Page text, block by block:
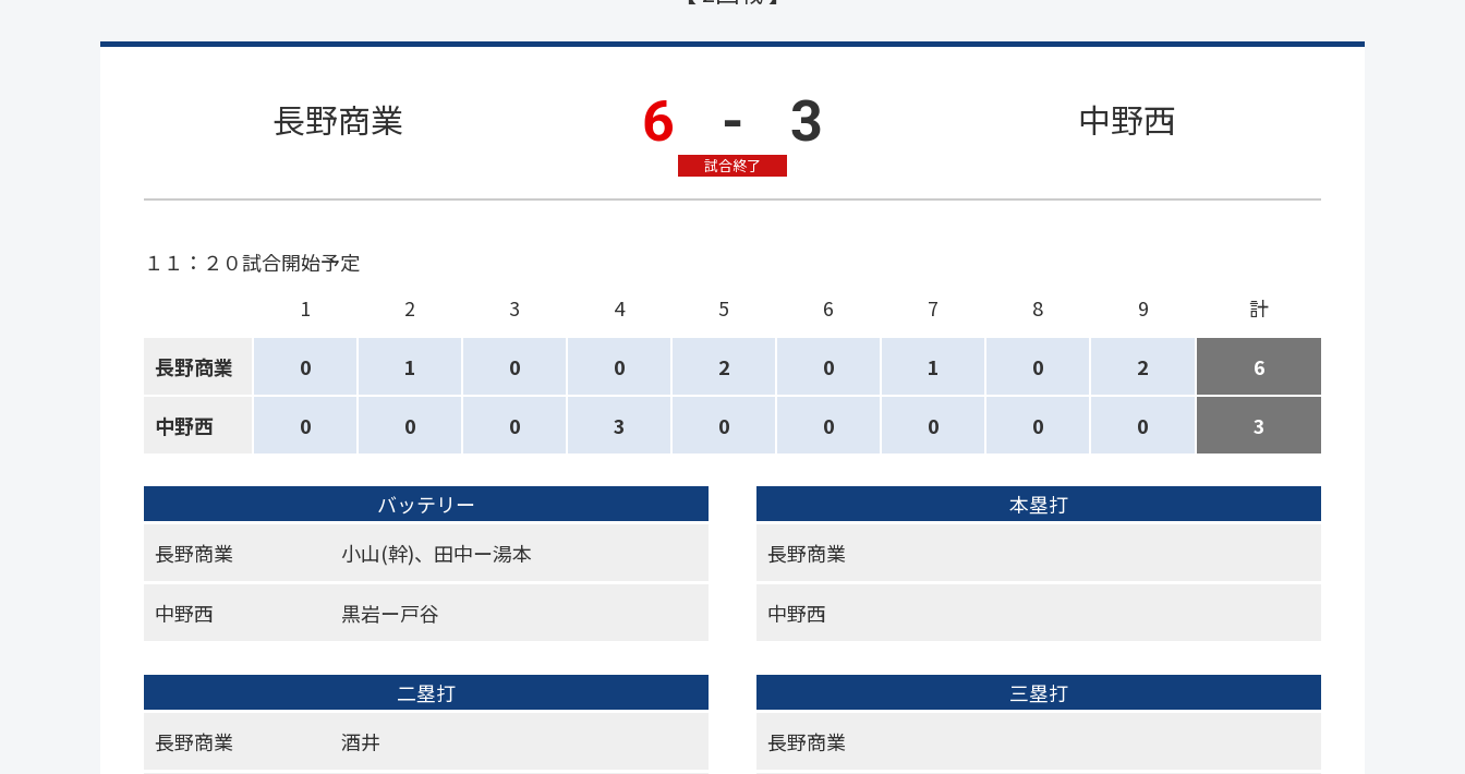
長野商業 6 - 3
試合終了
中野西
１１：２０試合開始予定
1
2 3 4 5 6 7 8 9 計
長野商業 0 1 0 0 2 0 1 0 2 6
中野西 0 0 0 3 0 0 0 0 0 3
バッテリー
長野商業
小山(幹)、田中ー湯本
中野西 黒岩ー戸谷
本塁打
長野商業
中野西
二塁打
長野商業
酒井
三塁打
長野商業